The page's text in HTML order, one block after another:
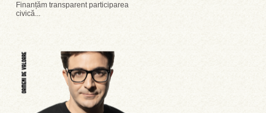
Finanțăm transparent participarea
civică...